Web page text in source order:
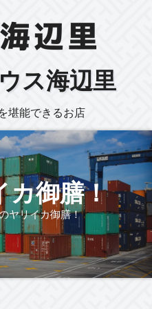
ス海辺里
堪能できるお店
カ御膳！
ヤリイカ御膳！